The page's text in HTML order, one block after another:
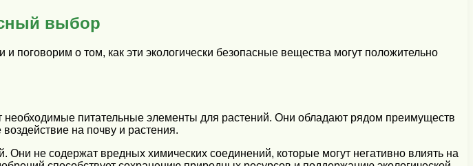
выбор
о том, как эти экологически безопасные вещества могут положительно
питательные элементы для растений. Они обладают рядом преимуществ
на почву и растения.
не содержат вредных химических соединений, которые могут негативно влиять на